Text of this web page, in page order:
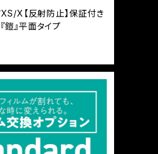
X【反射防止】保証付き
鎧』平面タイプ